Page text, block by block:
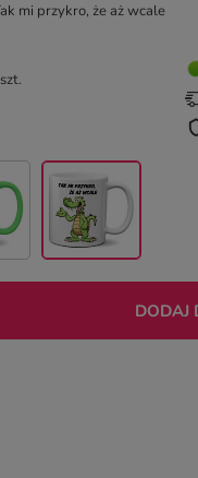
mi przykro, że aż wcale
szt.
DODAJ